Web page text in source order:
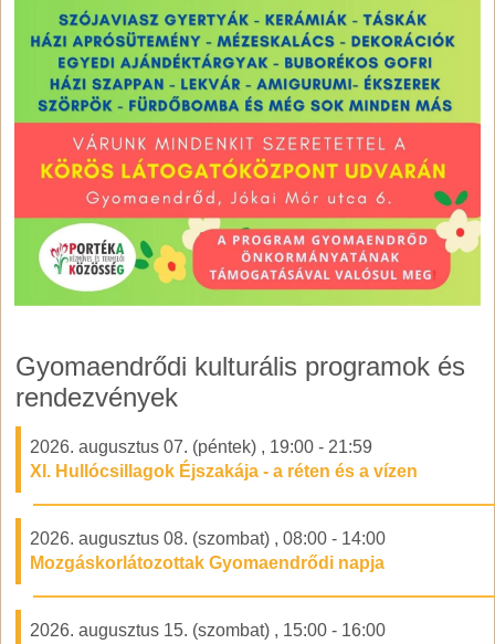
Gyomaendrődi kulturális programok és
rendezvények
2026. augusztus 07. (péntek) , 19:00 - 21:59
XI. Hullócsillagok Éjszakája - a réten és a vízen
2026. augusztus 08. (szombat) , 08:00 - 14:00
Mozgáskorlátozottak Gyomaendrődi napja
2026. augusztus 15. (szombat) , 15:00 - 16:00